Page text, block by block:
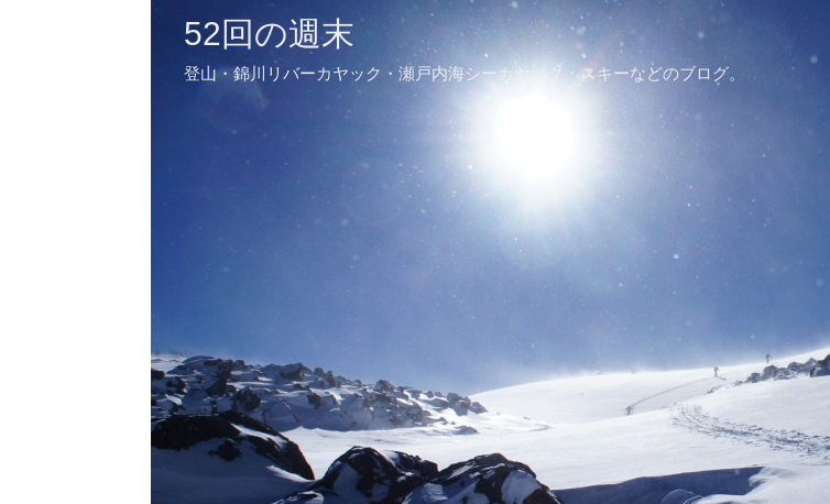
52回の週末
登山・錦川リバーカヤック・瀬戸内海シーカヤック・スキーなどのブログ。